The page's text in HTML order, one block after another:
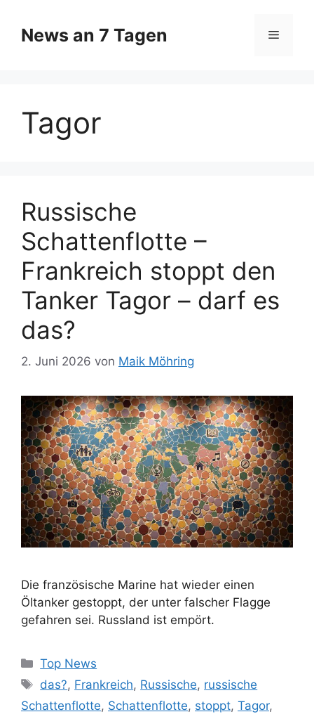
Inhalt
springen
News an 7 Tagen Menü
Tagor
Russische
Schattenflotte –
Frankreich stoppt den
Tanker Tagor – darf es
das?
2. Juni 2026 von Maik Möhring
Die französische Marine hat wieder einen
Öltanker gestoppt, der unter falscher Flagge
gefahren sei. Russland ist empört.
Kategorien
Top News
Schlagwörter
das?, Frankreich, Russische, russische
Schattenflotte, Schattenflotte, stoppt, Tagor,